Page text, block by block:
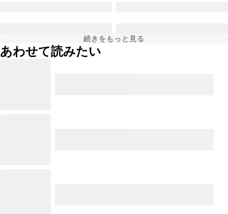
続きをもっと見る
あわせて読みたい